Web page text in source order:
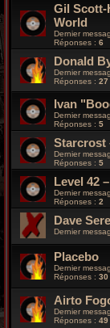
Gil Scott-
World
Dernier
Réponses : 6
Donald
Dernier
Réponses : 27
Ivan
Dernier
Réponses : 5
Starcrost
Dernier
Réponses : 5
Level 42
Dernier
Réponses : 2
Dave
Dernier
Placebo
Dernier
Réponses : 30
Airto
Dernier
Réponses : 49